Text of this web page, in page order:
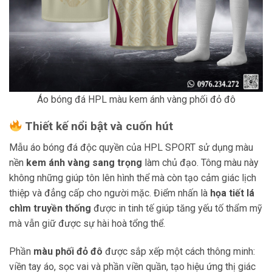
Áo bóng đá HPL màu kem ánh vàng phối đỏ đô
Thiết kế nổi bật và cuốn hút
Mẫu áo bóng đá độc quyền của HPL SPORT sử dụng màu
nền kem ánh vàng sang trọng làm chủ đạo. Tông màu này
không những giúp tôn lên hình thể mà còn tạo cảm giác lịch
thiệp và đẳng cấp cho người mặc. Điểm nhấn là họa tiết lá
chìm truyền thống được in tinh tế giúp tăng yếu tố thẩm mỹ
mà vẫn giữ được sự hài hoà tổng thể.
Phần màu phối đỏ đô được sắp xếp một cách thông minh:
viền tay áo, sọc vai và phần viền quần, tạo hiệu ứng thị giác